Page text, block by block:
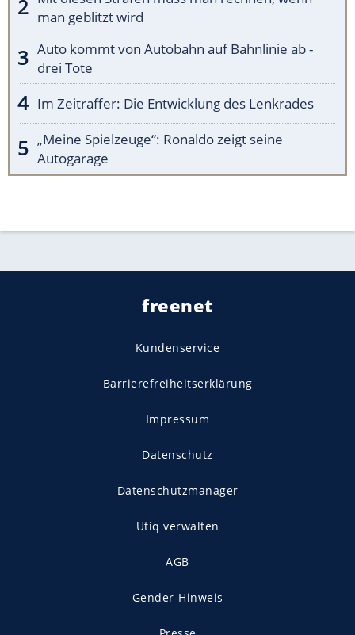
man geblitzt wird
Auto kommt von Autobahn auf Bahnlinie ab -
drei Tote
Im Zeitraffer: Die Entwicklung des Lenkrades
„Meine Spielzeuge“: Ronaldo zeigt seine
Autogarage
freenet
Kundenservice
Barrierefreiheitserklärung
Impressum
Datenschutz
Datenschutzmanager
Utiq verwalten
AGB
Gender-Hinweis